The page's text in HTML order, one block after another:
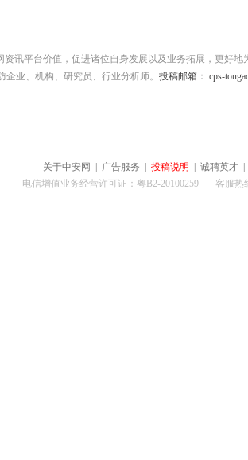
资讯平台价值，促进诸位自身发展以及业务拓展，更好
业、机构、研究员、行业分析师。 投稿邮箱： cps-
关于中安网 广告服务 投稿说明 诚聘英才
电信增值业务经营许可证：粤B2-20100259 客服